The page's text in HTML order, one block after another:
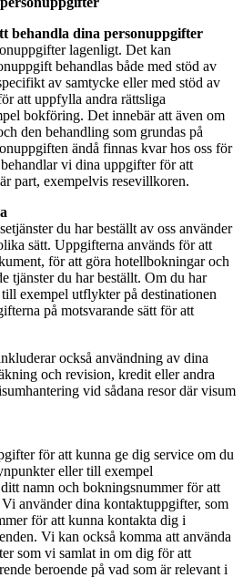
behandla dina personuppgifter
lagenligt. Det kan
behandlas både med stöd av
av samtycke eller med stöd av
att uppfylla andra rättsliga
bokföring. Det innebär att även om
den behandling som grundas på
ändå finnas kvar hos oss för
vi dina uppgifter för att
part, exempelvis resevillkoren.
du har beställt av oss använder
sätt. Uppgifterna används för att
för att göra hotellbokningar och
tjänster du har beställt. Om du har
exempel utflykter på destinationen
på motsvarande sätt för att
också användning av dina
och revision, kredit eller andra
vid sådana resor där visum
för att kunna ge dig service om du
eller till exempel
namn och bokningsnummer för att
använder dina kontaktuppgifter, som
för att kunna kontakta dig i
Vi kan också komma att använda
som vi samlat in om dig för att
beroende på vad som är relevant i